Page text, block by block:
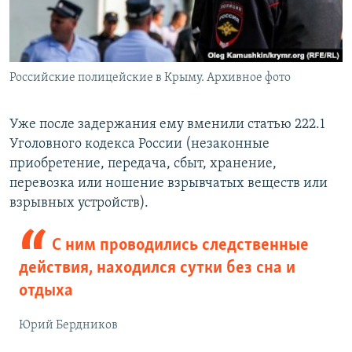
Российские полицейские в Крыму. Архивное фото
Уже после задержания ему вменили статью 222.1
Уголовного кодекса России (незаконные
приобретение, передача, сбыт, хранение,
перевозка или ношение взрывчатых веществ или
взрывных устройств).
С ним проводились следственные
действия, находился сутки без сна и
отдыха
Юрий Бердников